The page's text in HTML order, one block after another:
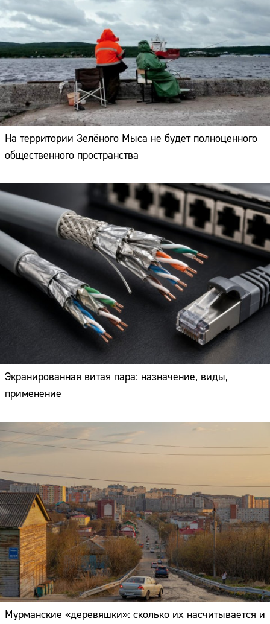
На территории Зелёного Мыса не будет полноценного
общественного пространства
Экранированная витая пара: назначение, виды,
применение
Мурманские «деревяшки»: сколько их насчитывается и